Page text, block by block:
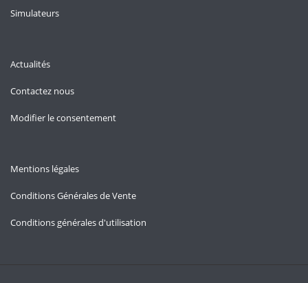
Simulateurs
Actualités
Contactez nous
Modifier le consentement
Mentions légales
Conditions Générales de Vente
Conditions générales d'utilisation